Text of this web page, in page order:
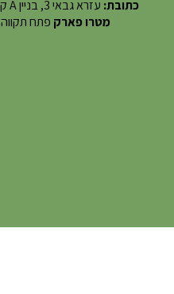
כתובת: עזרא גבאי 3, בניין A קומה 6
מטרו פארק פתח תקווה